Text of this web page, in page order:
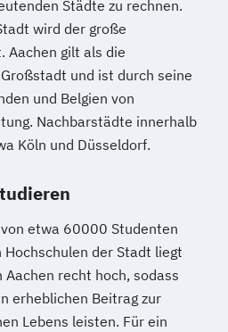
Städte zu rechnen.
wird der große
Aachen gilt als die
und ist durch seine
und Belgien von
Nachbarstädte innerhalb
Köln und Düsseldorf.
etwa 60000 Studenten
der Stadt liegt
recht hoch, sodass
erheblichen Beitrag zur
Lebens leisten. Für ein